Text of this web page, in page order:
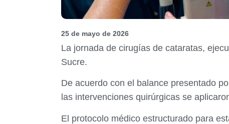
25 de mayo de 2026
La jornada de cirugías de cataratas,
Sucre.
De acuerdo con el balance presentado
las intervenciones quirúrgicas se
El protocolo médico estructurado para